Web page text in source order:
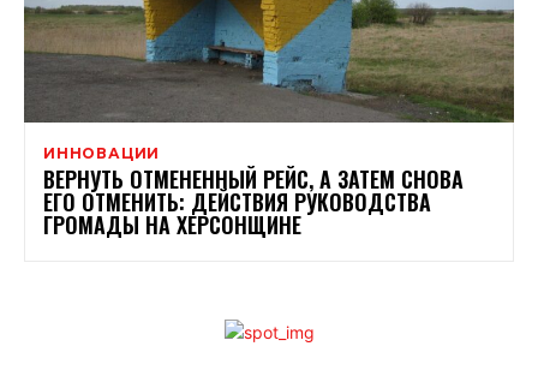
ИННОВАЦИИ
ВЕРНУТЬ ОТМЕНЕННЫЙ РЕЙС, А ЗАТЕМ СНОВА
ЕГО ОТМЕНИТЬ: ДЕЙСТВИЯ РУКОВОДСТВА
ГРОМАДЫ НА ХЕРСОНЩИНЕ